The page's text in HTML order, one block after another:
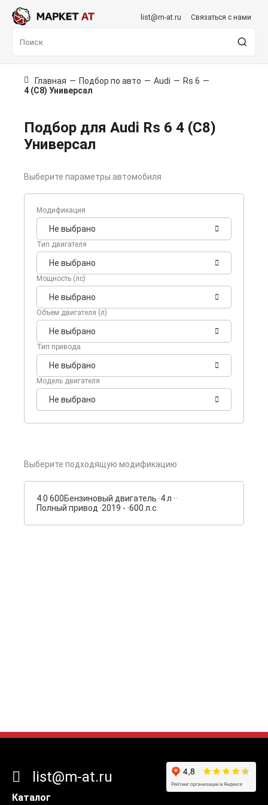
list@m-at.ru Связаться с нами
Главная — Подбор по авто — Audi — Rs 6 —
4 (C8) Универсал
Подбор для Audi Rs 6 4 (C8)
Универсал
Выберите параметры автомобиля
Модификация
Не выбрано
Тип двигателя
Не выбрано
Мощность (лс)
Не выбрано
Объем двигателя (л)
Не выбрано
Тип привода
Не выбрано
Модель двигателя
Не выбрано
Выберите подходящую модификацию
4.0 600Бензиновый двигатель ·4 л ··
Полный привод ·2019 - ·600 л.с.
Каталог
list@m-at.ru